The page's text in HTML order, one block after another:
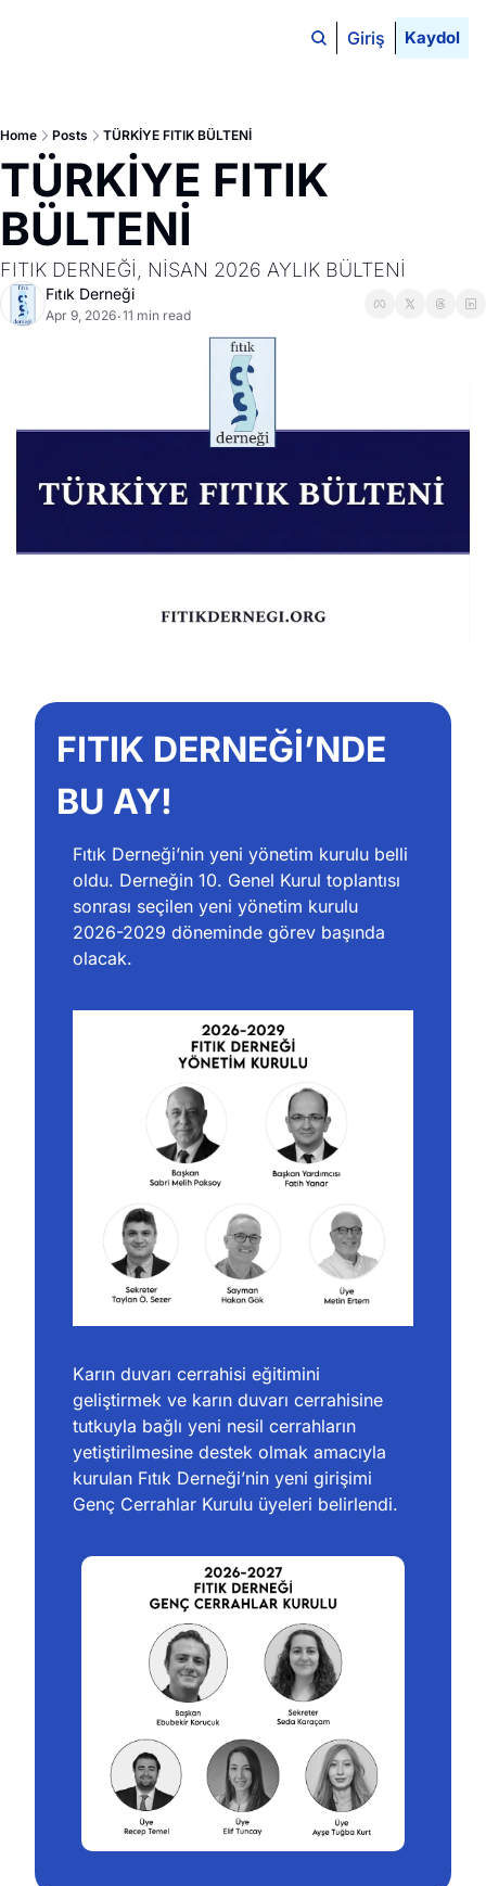
Giriş Kaydol
Home Posts TÜRKİYE FITIK BÜLTENİ
TÜRKİYE FITIK
BÜLTENİ
FITIK DERNEĞİ, NİSAN 2026 AYLIK BÜLTENİ
Fıtık Derneği
Apr 9, 2026•11 min read
FITIK DERNEĞİ’NDE
BU AY!
Fıtık Derneği’nin yeni yönetim kurulu belli
oldu. Derneğin 10. Genel Kurul toplantısı
sonrası seçilen yeni yönetim kurulu
2026-2029 döneminde görev başında
olacak.
Karın duvarı cerrahisi eğitimini
geliştirmek ve karın duvarı cerrahisine
tutkuyla bağlı yeni nesil cerrahların
yetiştirilmesine destek olmak amacıyla
kurulan Fıtık Derneği’nin yeni girişimi
Genç Cerrahlar Kurulu üyeleri belirlendi.